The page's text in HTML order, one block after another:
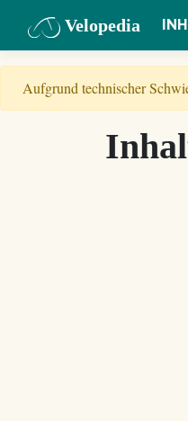
Velopedia
Aufgrund technischer